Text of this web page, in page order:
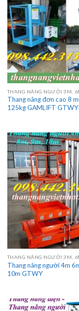
Thang nâng đơn cao 8
125kg GAMLIFT
Thang nâng người 4m
10m GTWY